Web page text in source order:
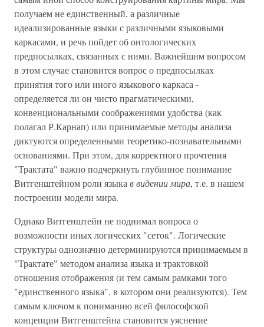
получаем не единственный, а различные
идеализированные языки с различными языковыми
каркасами, и речь пойдет об онтологических
предпосылках, связанных с ними. Важнейшим вопросом
в этом случае становится вопрос о предпосылках
принятия того или иного языкового каркаса -
определяется ли он чисто прагматическими,
конвенциональными соображениями удобства (как
полагал Р.Карнап) или принимаемые методы анализа
диктуются определенными теоретико-познавательными
основаниями. При этом, для корректного прочтения
"Трактата" важно подчеркнуть глубинное понимание
Витгенштейном роли языка в видении мира, т.е. в нашем
построении модели мира.
Однако Витгенштейн не поднимал вопроса о
возможности иных логических "сеток". Логические
структуры однозначно детерминируются принимаемым в
"Трактате" методом анализа языка и трактовкой
отношения отображения (и тем самым рамками того
"единственного языка", в котором они реализуются). Тем
самым ключом к пониманию всей философской
концепции Витгенштейна становится уяснение